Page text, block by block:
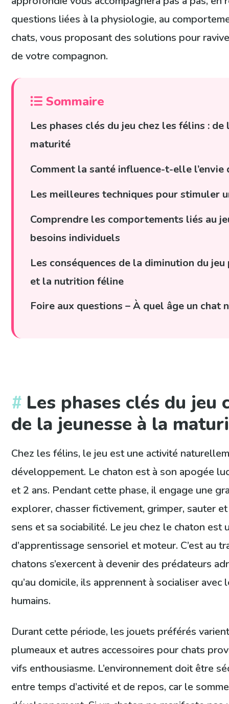
questions liées à la physiologie, au
chats, vous proposant des solutions pour
de votre compagnon.
Sommaire
Les phases clés du jeu chez les félins : de
maturité
Comment la santé influence-t-elle l’envie
Les meilleures techniques pour stimuler
Comprendre les comportements liés au
besoins individuels
Les conséquences de la diminution du
et la nutrition féline
Foire aux questions – À quel âge un chat
Les phases clés du jeu
de la jeunesse à la
Chez les félins, le jeu est une activité
développement. Le chaton est à son apogée
et 2 ans. Pendant cette phase, il engage une
explorer, chasser fictivement, grimper, sauter
sens et sa sociabilité. Le jeu chez le chaton
d’apprentissage sensoriel et moteur. C’est au
chatons s’exercent à devenir des prédateurs
qu’au domicile, ils apprennent à socialiser
humains.
Durant cette période, les jouets préférés
plumeaux et autres accessoires pour chats
vifs enthousiasme. L’environnement doit être
entre temps d’activité et de repos, car le